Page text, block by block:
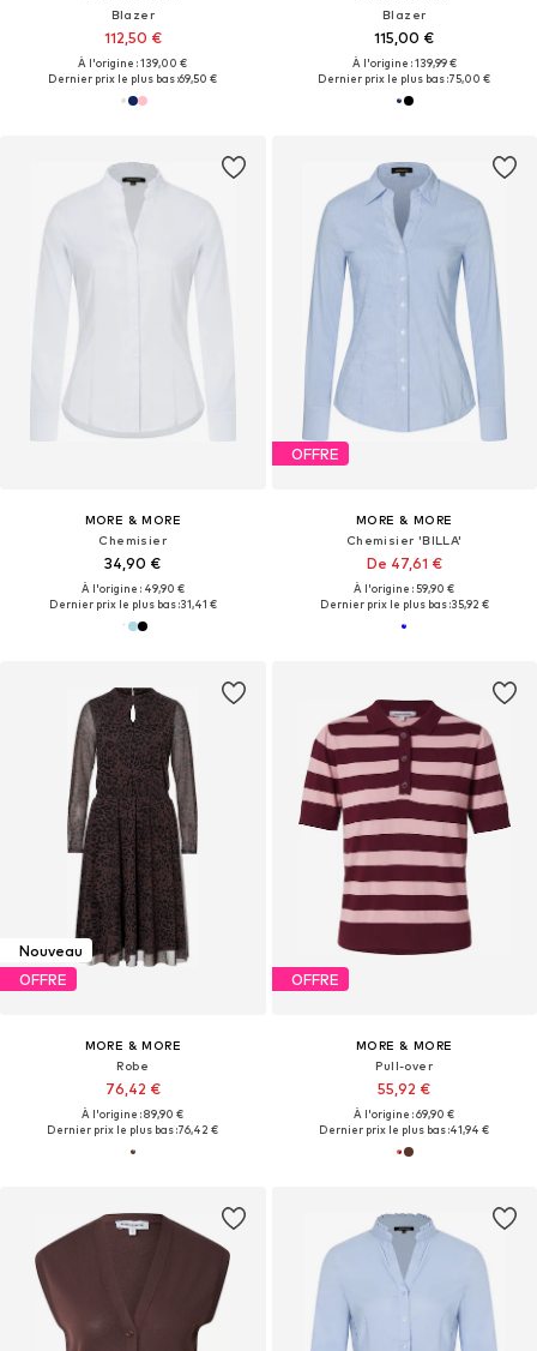
Blazer
112,50 €
À l'origine : 139,00 €
Dernier prix le plus bas :69,50 €
Blazer
115,00 €
À l'origine : 139,99 €
Dernier prix le plus bas :75,00 €
MORE & MORE
Chemisier
34,90 €
À l'origine : 49,90 €
Dernier prix le plus bas :31,41 €
OFFRE
MORE & MORE
Chemisier 'BILLA'
De 47,61 €
À l'origine : 59,90 €
Dernier prix le plus bas :35,92 €
Nouveau
OFFRE
MORE & MORE
Robe
76,42 €
À l'origine : 89,90 €
Dernier prix le plus bas :76,42 €
OFFRE
MORE & MORE
Pull-over
55,92 €
À l'origine : 69,90 €
Dernier prix le plus bas :41,94 €